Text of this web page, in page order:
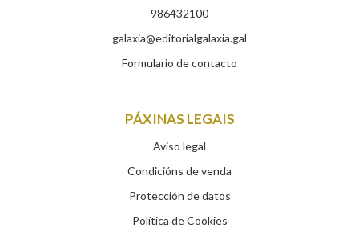
986432100
galaxia@editorialgalaxia.gal
Formulario de contacto
PÁXINAS LEGAIS
Aviso legal
Condicións de venda
Protección de datos
Política de Cookies